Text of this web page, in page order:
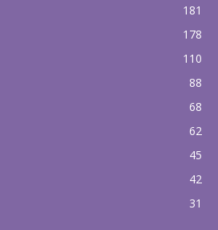
181
178
110
88
68
62
45
42
31